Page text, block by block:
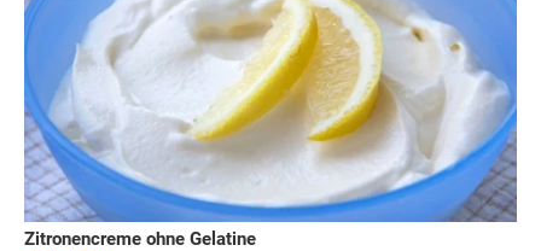
Zitronencreme ohne Gelatine